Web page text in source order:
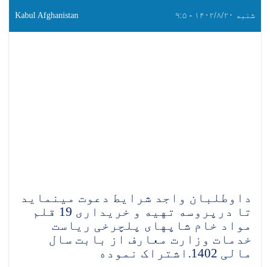
شنبه ۱۴۰۲/۸/۲۰ - ۹:۵ Kabul Afghanistan
داوطلبان واجد شرایط دعوت مینماید
تا درپروسه تهیه و خریداری 19 قلم
مواد خام شاپهای پلچرخی ریاست
خدمات وزارت معارف از بابت سال
مالی 1402.اشتراک نموده